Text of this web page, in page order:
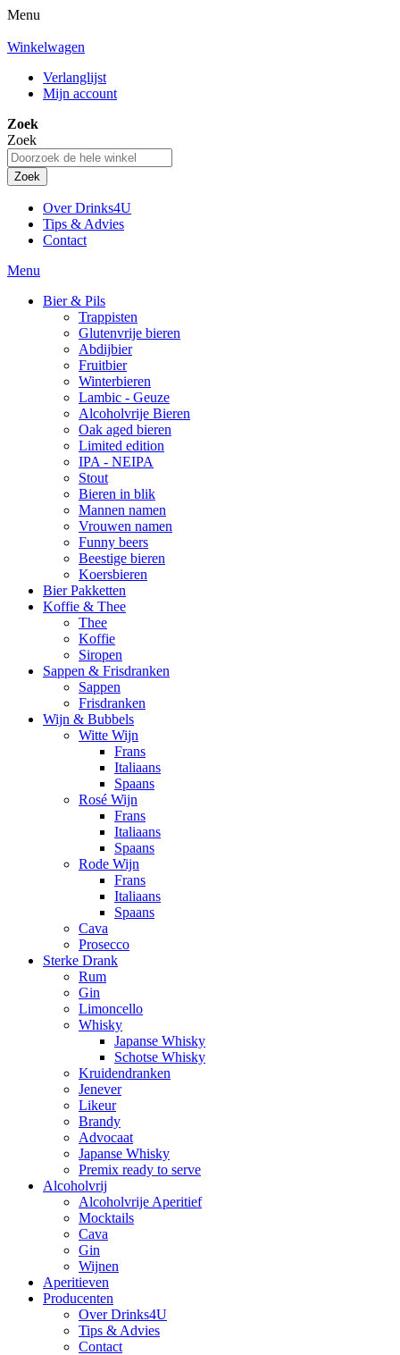
Menu
Winkelwagen
Verlanglijst
Mijn account
Zoek
Zoek
Zoek
Over Drinks4U
Tips & Advies
Contact
Menu
Bier & Pils
Trappisten
Glutenvrije bieren
Abdijbier
Fruitbier
Winterbieren
Lambic - Geuze
Alcoholvrije Bieren
Oak aged bieren
Limited edition
IPA - NEIPA
Stout
Bieren in blik
Mannen namen
Vrouwen namen
Funny beers
Beestige bieren
Koersbieren
Bier Pakketten
Koffie & Thee
Thee
Koffie
Siropen
Sappen & Frisdranken
Sappen
Frisdranken
Wijn & Bubbels
Witte Wijn
Frans
Italiaans
Spaans
Rosé Wijn
Frans
Italiaans
Spaans
Rode Wijn
Frans
Italiaans
Spaans
Cava
Prosecco
Sterke Drank
Rum
Gin
Limoncello
Whisky
Japanse Whisky
Schotse Whisky
Kruidendranken
Jenever
Likeur
Brandy
Advocaat
Japanse Whisky
Premix ready to serve
Alcoholvrij
Alcoholvrije Aperitief
Mocktails
Cava
Gin
Wijnen
Aperitieven
Producenten
Over Drinks4U
Tips & Advies
Contact